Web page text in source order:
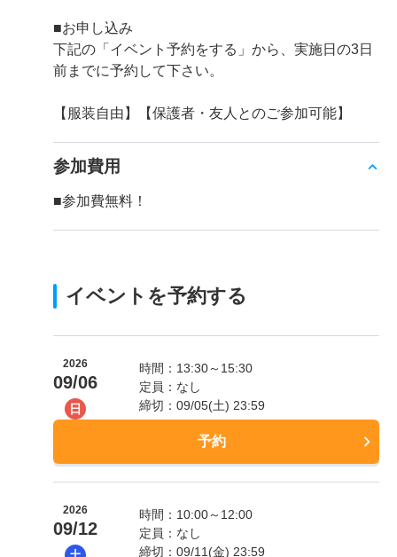
■お申し込み
下記の「イベント予約をする」から、実施日の3日
前までに予約して下さい。
【服装自由】【保護者・友人とのご参加可能】
参加費用
■参加費無料！
イベントを予約する
2026
09/06
日
時間：13:30～15:30
定員：なし
締切：09/05(土) 23:59
予約
2026
09/12
時間：10:00～12:00
定員：なし
締切：09/11(金) 23:59